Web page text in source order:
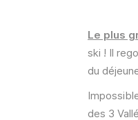
Le plus
ski ! Il
du
des 3